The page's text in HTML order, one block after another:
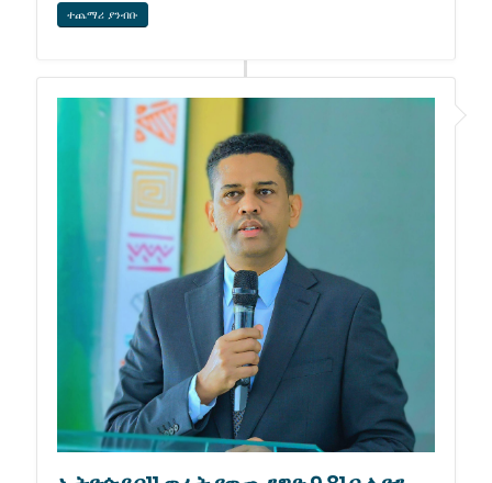
ተጨማሪ ያንብቡ